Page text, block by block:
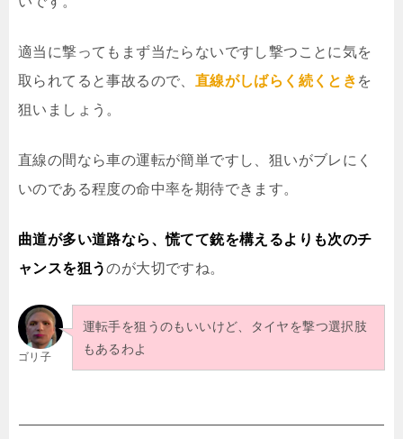
適当に撃ってもまず当たらないですし撃つことに気を
取られてると事故るので、 直線がしばらく続くとき を
狙いましょう。
直線の間なら車の運転が簡単ですし、狙いがブレにく
いのである程度の命中率を期待できます。
曲道が多い道路なら、慌てて銃を構えるよりも次のチ
ャンスを狙うのが大切ですね。
ゴリ子
運転手を狙うのもいいけど、タイヤを撃つ選択肢
もあるわよ